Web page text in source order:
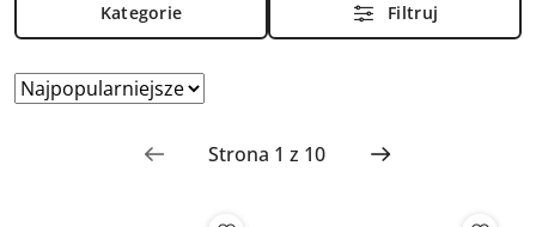
Kategorie Filtruj
Zastosowano
Najpopularniejsze.
Sortuj
według